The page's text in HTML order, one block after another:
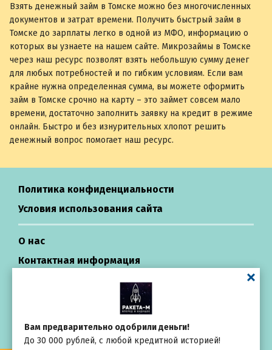
Вам предварительно одобрили деньги!
До 30 000 рублей, с любой кредитной историей!
Взять денежный займ в Томске можно без многочисленных
документов и затрат времени. Получить быстрый займ в
Томске до зарплаты легко в одной из МФО, информацию о
которых вы узнаете на нашем сайте. Микрозаймы в Томске
через наш ресурс позволят взять небольшую сумму денег
для любых потребностей и по гибким условиям. Если вам
крайне нужна определенная сумма, вы можете оформить
займ в Томске срочно на карту – это займет совсем мало
времени, достаточно заполнить заявку на кредит в режиме
онлайн. Быстро и без изнурительных хлопот решить
денежный вопрос помогает наш ресурс.
Политика конфиденциальности
Условия использования сайта
О нас
Контактная информация
Займы в России